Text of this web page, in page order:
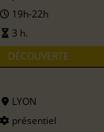
19h-22h
3 h.
DÉCOUVERTE
LYON
présentiel